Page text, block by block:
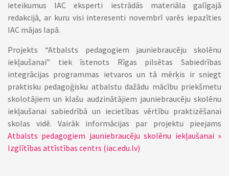
ieteikumus IAC eksperti iestrādās materiāla galīgajā
redakcijā, ar kuru visi interesenti novembrī varēs iepazīties
IAC mājas lapā.
Projekts “Atbalsts pedagogiem jauniebraucēju skolēnu
iekļaušanai” tiek īstenots Rīgas pilsētas Sabiedrības
integrācijas programmas ietvaros un tā mērķis ir sniegt
praktisku pedagoģisku atbalstu dažādu mācību priekšmetu
skolotājiem un klašu audzinātājiem jauniebraucēju skolēnu
iekļaušanai sabiedrībā un iecietības vērtību praktizēšanai
skolas vidē. Vairāk informācijas par projektu pieejams
Atbalsts pedagogiem jauniebraucēju skolēnu iekļaušanai »
Izglītības attīstības centrs (iac.edu.lv)